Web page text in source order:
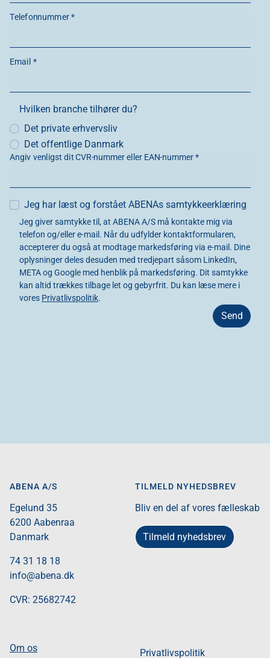
Telefonnummer *
Email *
Hvilken branche tilhører du?
Det private erhvervsliv
Det offentlige Danmark
Angiv venligst dit CVR-nummer eller EAN-nummer *
Jeg har læst og forstået ABENAs samtykkeerklæring
Jeg giver samtykke til, at ABENA A/S må kontakte mig via
telefon og/eller e-mail. Når du udfylder kontaktformularen,
accepterer du også at modtage markedsføring via e-mail. Dine
oplysninger deles desuden med tredjepart såsom LinkedIn,
META og Google med henblik på markedsføring. Dit samtykke
kan altid trækkes tilbage let og gebyrfrit. Du kan læse mere i
vores Privatlivspolitik.
Send
ABENA A/S
Egelund 35​
6200 Aabenraa​
Danmark​
74 31 18 18
info@abena.dk
CVR: 25682742​
TILMELD NYHEDSBREV
Bliv en del af vores fælleskab
Tilmeld nyhedsbrev
Om os Privatlivspolitik